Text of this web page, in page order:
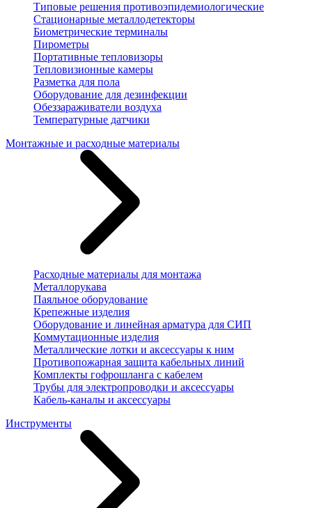
Типовые решения противоэпидемиологические
Стационарные металлодетекторы
Биометрические терминалы
Пирометры
Портативные тепловизоры
Тепловизионные камеры
Разметка для пола
Оборудование для дезинфекции
Обеззараживатели воздуха
Температурные датчики
Монтажные и расходные материалы
Расходные материалы для монтажа
Металлорукава
Паяльное оборудование
Крепежные изделия
Оборудование и линейная арматура для СИП
Коммутационные изделия
Металлические лотки и аксессуары к ним
Противопожарная защита кабельных линий
Комплекты гофрошланга с кабелем
Трубы для электропроводки и аксессуары
Кабель-каналы и аксессуары
Инструменты